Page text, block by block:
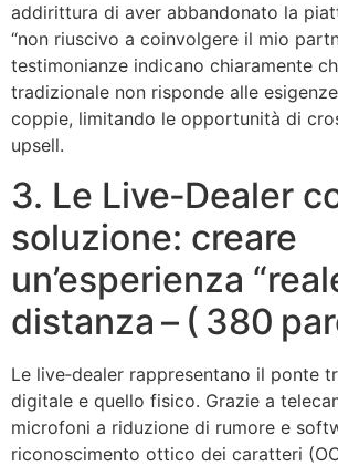
addirittura di aver abbandonato la
“non riuscivo a coinvolgere il mio
testimonianze indicano chiaramente
tradizionale non risponde alle
coppie, limitando le opportunità di
upsell.
3. Le Live‑Dealer
soluzione: creare
un’esperienza
distanza – ( 380
Le live‑dealer rappresentano il ponte
digitale e quello fisico. Grazie a
microfoni a riduzione di rumore e
riconoscimento ottico dei caratteri